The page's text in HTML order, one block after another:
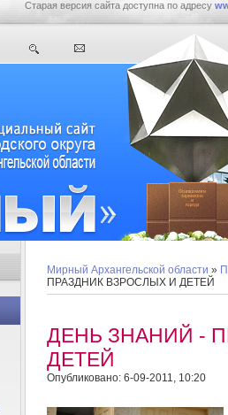
Старая версия сайта доступна по адресу
Мирный Архангельской области »
ПРАЗДНИК ВЗРОСЛЫХ И ДЕТЕЙ
ДЕНЬ ЗНАНИЙ -
ДЕТЕЙ
Опубликовано: 6-09-2011, 10:20